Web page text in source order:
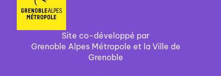
Site co-développé par
Grenoble Alpes Métropole et la Ville de
Grenoble